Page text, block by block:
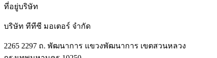
ที่อยู่บริษัท
บริษัท ทีทีซี มอเตอร์ จำกัด
2265 2297 ถ. พัฒนาการ แขวงพัฒนาการ เขตสวนหลวง